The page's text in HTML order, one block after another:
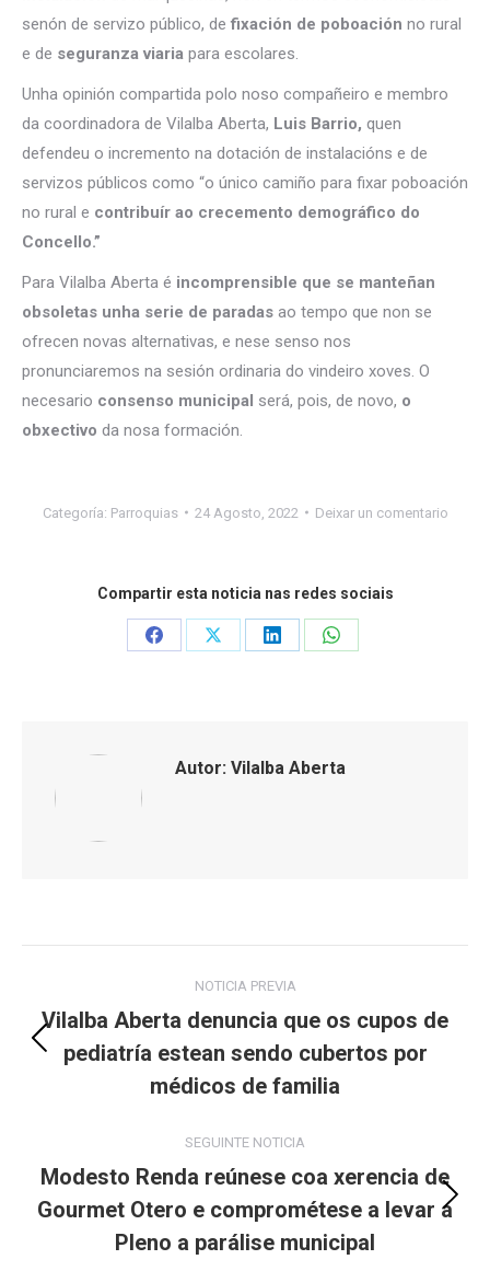
senón de servizo público, de fixación de poboación no rural
e de seguranza viaria para escolares.
Unha opinión compartida polo noso compañeiro e membro
da coordinadora de Vilalba Aberta, Luis Barrio, quen
defendeu o incremento na dotación de instalacións e de
servizos públicos como “o único camiño para fixar poboación
no rural e contribuír ao crecemento demográfico do
Concello.”
Para Vilalba Aberta é incomprensible que se manteñan
obsoletas unha serie de paradas ao tempo que non se
ofrecen novas alternativas, e nese senso nos
pronunciaremos na sesión ordinaria do vindeiro xoves. O
necesario consenso municipal será, pois, de novo, o
obxectivo da nosa formación.
Categoría: Parroquias 24 Agosto, 2022 Deixar un comentario
Compartir esta noticia nas redes sociais
Share
Share
Share
Share
Autor: Vilalba Aberta
navigation
NOTICIA PREVIA
Previous
post:
Vilalba Aberta denuncia que os cupos de
pediatría estean sendo cubertos por
médicos de familia
SEGUINTE NOTICIA
Next
post:
Modesto Renda reúnese coa xerencia de
Gourmet Otero e comprométese a levar a
Pleno a parálise municipal